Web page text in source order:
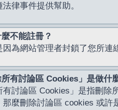
律事件提供幫助。
不能註冊？
因為網站管理者封鎖了您所連
有討論區 Cookies」是做什
有討論區 Cookies」是指刪
那麼刪除討論區 cookies 或許